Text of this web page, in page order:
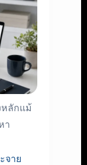
หลักแม้
า
จาย